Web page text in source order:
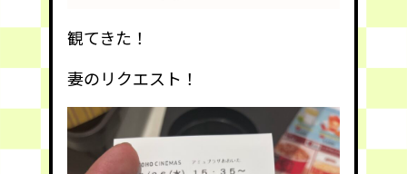
観てきた！
妻のリクエスト！